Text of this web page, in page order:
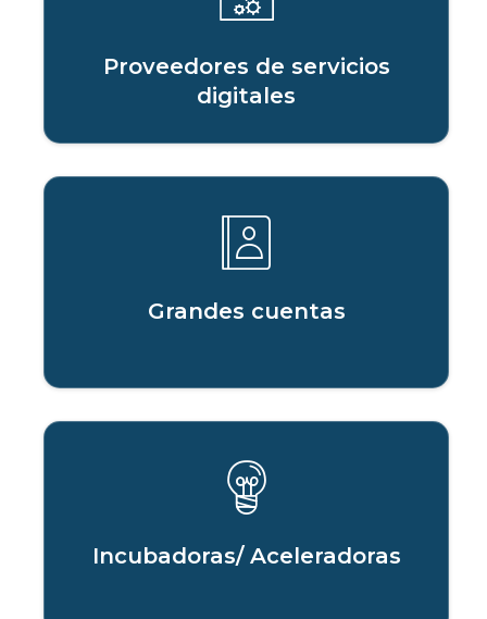
Proveedores de servicios
digitales
Grandes cuentas
Incubadoras/ Aceleradoras